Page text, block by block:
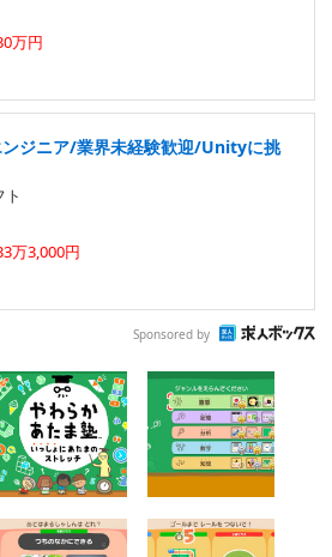
万円
ジニア/業界未経験歓迎/Unityに挑
万3,000円
Sponsored by